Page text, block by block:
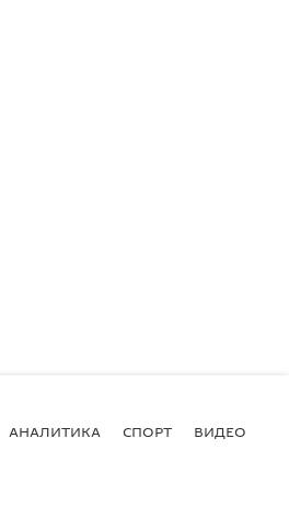
АНАЛИТИКА СПОРТ ВИДЕО